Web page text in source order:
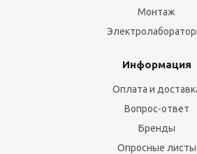
Монтаж
Информация
Оплата и
Вопрос-ответ
Бренды
Опросные листы